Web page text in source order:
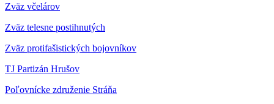
Zväz včelárov
Zväz telesne postihnutých
Zväz protifašistických bojovníkov
TJ Partizán Hrušov
Poľovnícke združenie Stráňa